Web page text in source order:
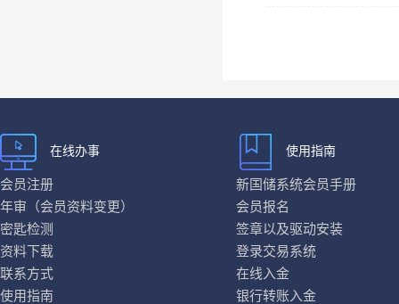
在线办事 使用指南
会员注册
年审（会员资料变更）
密匙检测
资料下载
联系方式
使用指南
新国储系统会员手册
会员报名
签章以及驱动安装
登录交易系统
在线入金
银行转账入金